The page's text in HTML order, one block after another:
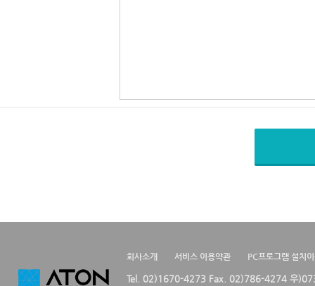
회사소개 서비스 이용약관 PC프로그램 설치
Tel. 02)1670-4273 Fax. 02)786-4274 우